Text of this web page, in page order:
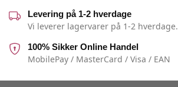
Levering på 1-2 hverdage
Vi leverer lagervarer på 1-2 hverdage.
100% Sikker Online Handel
MobilePay / MasterCard / Visa / EAN